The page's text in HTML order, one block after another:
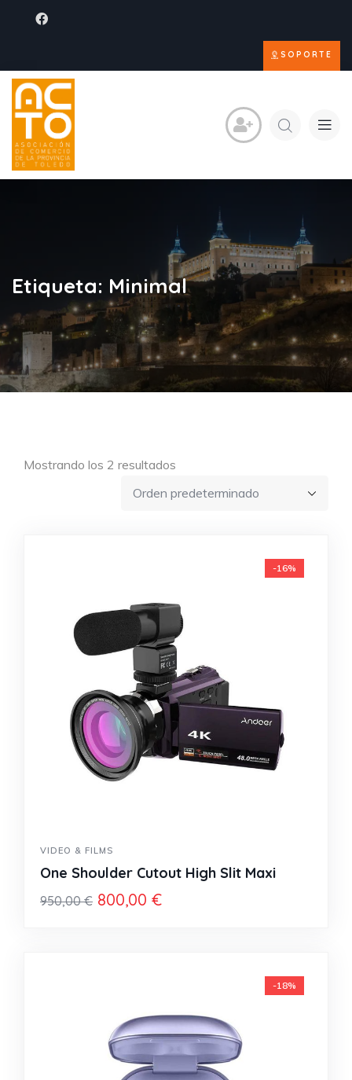
SOPORTE
Etiqueta: Minimal
Mostrando los 2 resultados
-16%
VIDEO & FILMS
One Shoulder Cutout High Slit Maxi
950,00€ 800,00 €
-18%